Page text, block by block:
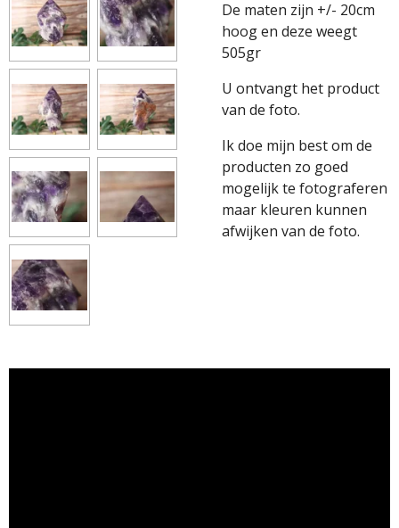
De maten zijn +/- 20cm
hoog en deze weegt
505gr
U ontvangt het product
van de foto.
Ik doe mijn best om de
producten zo goed
mogelijk te fotograferen
maar kleuren kunnen
afwijken van de foto.